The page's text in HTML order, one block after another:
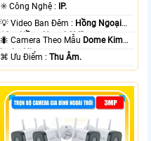
✳️ Công Nghệ :
IP.
💡 Video Ban Đêm : Hồng Ngoại
10m Hồng Ngoại SMD.
🐜 Camera Theo Mẫu Dome Kim
loại + Nhựa. ️⌘ Ưu Điểm :Thu Âm.